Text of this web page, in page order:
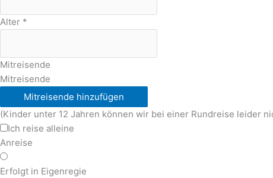
Alter *
Mitreisende
Mitreisende
Mitreisende hinzufügen
(Kinder unter 12 Jahren können wir bei einer Rundreise leider
Ich reise alleine
Anreise
Erfolgt in Eigenregie